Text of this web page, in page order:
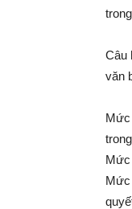
Câu
văn
Mức
Mức
Mức